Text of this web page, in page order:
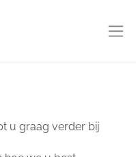
u graag verder bij